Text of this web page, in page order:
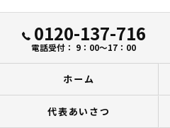
0120-137-716
電話受付： 9：00～17：00
ホーム
代表あいさつ